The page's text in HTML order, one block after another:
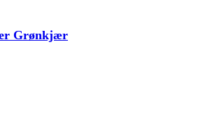
Grønkjær